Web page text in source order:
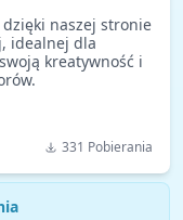
dzięki naszej stronie
idealnej dla
kreatywność i
331 Pobierania